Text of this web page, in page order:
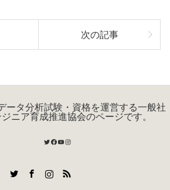
次の記事
ータ分析試験・資格を運営する一般社
ニア育成推進協会のページです。
Twitter
Facebook
YouTube
Instagram
RSS